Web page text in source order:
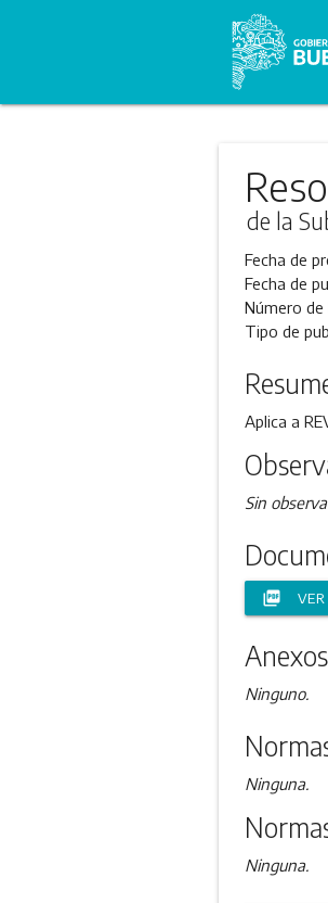
de la
Fecha de
Fecha de
Número de
Tipo de
Aplica a
Sin
picture_as_pdf
Anexos
Ninguno.
Ninguna.
Ninguna.